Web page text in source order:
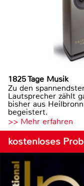
1825 Tage Musik
Zu den
Lautsprecher zählt
bisher aus
begeistert.
>> Mehr erfahren
kostenloses